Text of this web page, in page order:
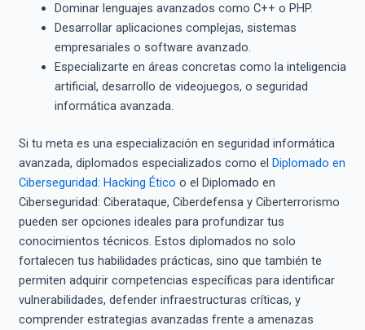
Dominar lenguajes avanzados como C++ o PHP.
Desarrollar aplicaciones complejas, sistemas
empresariales o software avanzado.
Especializarte en áreas concretas como la inteligencia
artificial, desarrollo de videojuegos, o seguridad
informática avanzada.
Si tu meta es una especialización en seguridad informática
avanzada, diplomados especializados como el Diplomado en
Ciberseguridad: Hacking Ético o el Diplomado en
Ciberseguridad: Ciberataque, Ciberdefensa y Ciberterrorismo
pueden ser opciones ideales para profundizar tus
conocimientos técnicos. Estos diplomados no solo
fortalecen tus habilidades prácticas, sino que también te
permiten adquirir competencias específicas para identificar
vulnerabilidades, defender infraestructuras críticas, y
comprender estrategias avanzadas frente a amenazas